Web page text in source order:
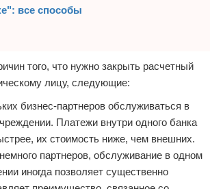
все способы
того, что нужно закрыть расчетный
лицу, следующие:
бизнес-партнеров обслуживаться в
Платежи внутри одного банка
их стоимость ниже, чем внешних.
партнеров, обслуживание в одном
иногда позволяет существенно